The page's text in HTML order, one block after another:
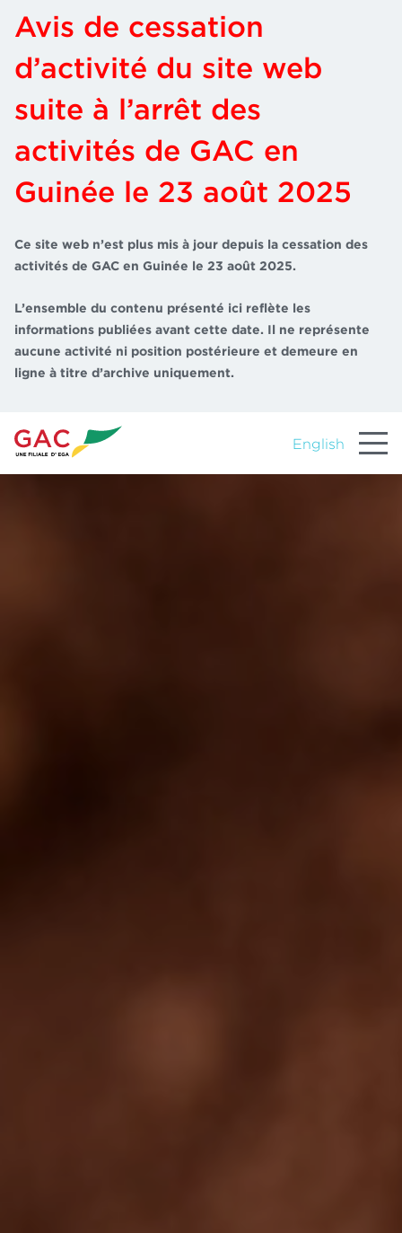
Avis de cessation
d’activité du site web
suite à l’arrêt des
activités de GAC en
Guinée le 23 août 2025
Ce site web n’est plus mis à jour depuis la cessation des
activités de GAC en Guinée le 23 août 2025.
L’ensemble du contenu présenté ici reflète les
informations publiées avant cette date. Il ne représente
aucune activité ni position postérieure et demeure en
ligne à titre d’archive uniquement.
English